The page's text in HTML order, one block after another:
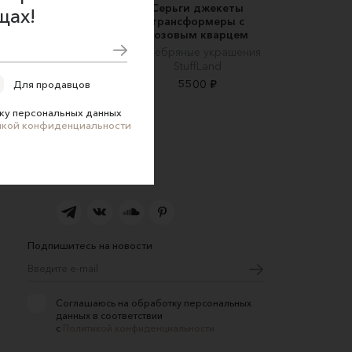
трансформеры
с пушинками
Серьги джекеты
трансформеры с
розовым кварцем
Серебряные украшения
StuffLand
5500 ₽
Подпишитесь на новости
Соглашаюсь на обработку персональных
данных в соответствии
с
Для продавцов
персональных данных
конфиденциальности